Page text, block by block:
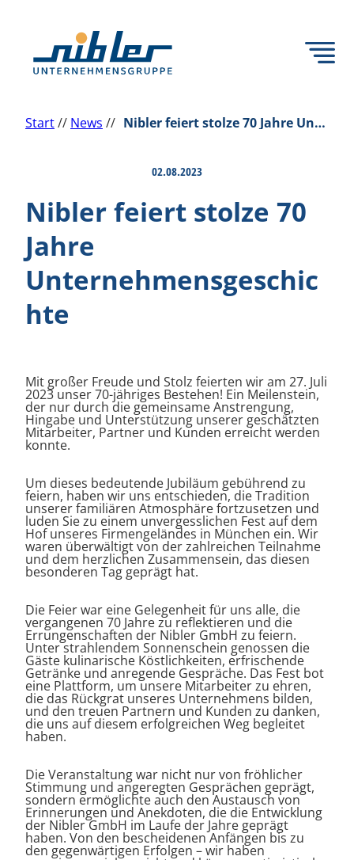
Start// News // Nibler feiert stolze 70 Jahre Unternehmensgeschichte
02.08.2023
Nibler feiert stolze 70
Jahre
Unternehmensgeschic
hte
Mit großer Freude und Stolz feierten wir am 27. Juli
2023 unser 70-jähriges Bestehen! Ein Meilenstein,
der nur durch die gemeinsame Anstrengung,
Hingabe und Unterstützung unserer geschätzten
Mitarbeiter, Partner und Kunden erreicht werden
konnte.
Um dieses bedeutende Jubiläum gebührend zu
feiern, haben wir uns entschieden, die Tradition
unserer familiären Atmosphäre fortzusetzen und
luden Sie zu einem unvergesslichen Fest auf dem
Hof unseres Firmengeländes in München ein. Wir
waren überwältigt von der zahlreichen Teilnahme
und dem herzlichen Zusammensein, das diesen
besonderen Tag geprägt hat.
Die Feier war eine Gelegenheit für uns alle, die
vergangenen 70 Jahre zu reflektieren und die
Errungenschaften der Nibler GmbH zu feiern.
Unter strahlendem Sonnenschein genossen die
Gäste kulinarische Köstlichkeiten, erfrischende
Getränke und anregende Gespräche. Das Fest bot
eine Plattform, um unsere Mitarbeiter zu ehren,
die das Rückgrat unseres Unternehmens bilden,
und den treuen Partnern und Kunden zu danken,
die uns auf diesem erfolgreichen Weg begleitet
haben.
Die Veranstaltung war nicht nur von fröhlicher
Stimmung und angeregten Gesprächen geprägt,
sondern ermöglichte auch den Austausch von
Erinnerungen und Anekdoten, die die Entwicklung
der Nibler GmbH im Laufe der Jahre geprägt
haben. Von den bescheidenen Anfängen bis zu
den gegenwärtigen Erfolgen – wir haben